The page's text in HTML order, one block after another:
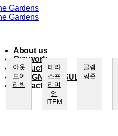
About us
Our work
product
DESIGN CONSULTING
Contact Us
아웃
도어
리빙
테라
스프
리미
엄
ITEM
글램
핑존